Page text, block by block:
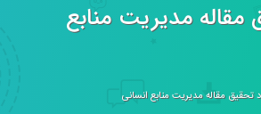
مقاله مدیریت منابع
تحقیق مقاله مدیریت منابع انسانی